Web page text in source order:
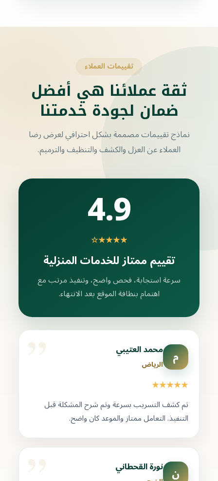
تقييمات العملاء
ثقة عملائنا هي أفضل
ضمان لجودة خدمتنا
نماذج تقييمات مصممة بشكل احترافي لعرض رضا
العملاء عن العزل والكشف والتنظيف والترميم.
4.9
★★★★☆
تقييم ممتاز للخدمات المنزلية
سرعة استجابة، فحص واضح، وتنفيذ مرتب مع
اهتمام بنظافة الموقع بعد الانتهاء.
م محمد العتيبي
الرياض
★★★★★
تم كشف التسريب بسرعة وتم شرح المشكلة قبل
التنفيذ. التعامل ممتاز والموعد كان واضح.
ن نورة القحطاني